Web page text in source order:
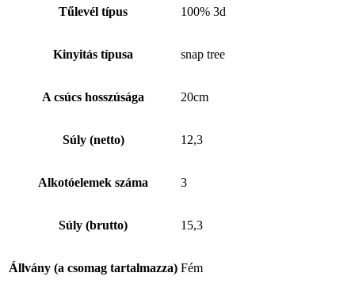
Tűlevél típus 100% 3d
Kinyitás típusa snap tree
A csúcs hosszúsága 20cm
Súly (netto) 12,3
Alkotóelemek száma 3
Súly (brutto) 15,3
Állvány (a csomag tartalmazza) Fém